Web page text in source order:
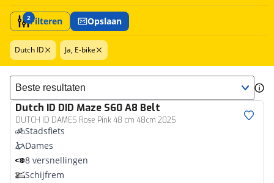
2Filteren Opslaan
Dutch ID Ja, E-bike
Sorteer resultaten
Dutch ID DID Maze S60 A8 Belt
DUTCH ID DAMES Rose Pink 48 cm 48cm 2025
Stadsfiets
Dames
8 versnellingen
Schijfrem